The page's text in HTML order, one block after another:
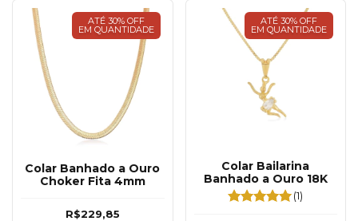
ATÉ 30% OFF
EM QUANTIDADE
Colar Banhado a Ouro
Choker Fita 4mm
R$229,85
ATÉ 30% OFF
EM QUANTIDADE
Colar Bailarina
Banhado a Ouro 18K
(1)